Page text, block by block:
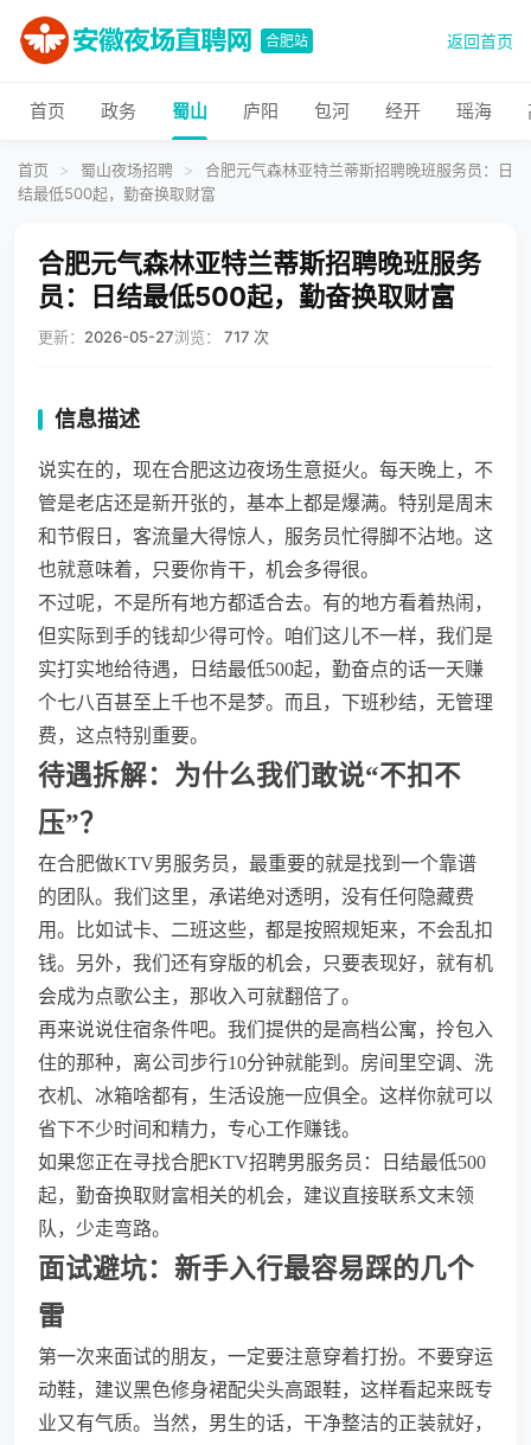
合肥站 返回首页
首页 政务 蜀山 庐阳 包河 经开 瑶海
首页 > 蜀山夜场招聘 >
合肥元气森林亚特兰蒂斯招聘晚班服务员：日
结最低500起，勤奋换取财富
合肥元气森林亚特兰蒂斯招聘晚班服务
员：日结最低500起，勤奋换取财富
更新： 2026-05-27浏览： 717 次
信息描述
说实在的，现在合肥这边夜场生意挺火。每天晚上，不
管是老店还是新开张的，基本上都是爆满。特别是周末
和节假日，客流量大得惊人，服务员忙得脚不沾地。这
也就意味着，只要你肯干，机会多得很。
不过呢，不是所有地方都适合去。有的地方看着热闹，
但实际到手的钱却少得可怜。咱们这儿不一样，我们是
实打实地给待遇，日结最低500起，勤奋点的话一天赚
个七八百甚至上千也不是梦。而且，下班秒结，无管理
费，这点特别重要。
待遇拆解：为什么我们敢说“不扣不
压”？
在合肥做KTV男服务员，最重要的就是找到一个靠谱
的团队。我们这里，承诺绝对透明，没有任何隐藏费
用。比如试卡、二班这些，都是按照规矩来，不会乱扣
钱。另外，我们还有穿版的机会，只要表现好，就有机
会成为点歌公主，那收入可就翻倍了。
再来说说住宿条件吧。我们提供的是高档公寓，拎包入
住的那种，离公司步行10分钟就能到。房间里空调、洗
衣机、冰箱啥都有，生活设施一应俱全。这样你就可以
省下不少时间和精力，专心工作赚钱。
如果您正在寻找合肥KTV招聘男服务员：日结最低500
起，勤奋换取财富相关的机会，建议直接联系文末领
队，少走弯路。
面试避坑：新手入行最容易踩的几个
雷
第一次来面试的朋友，一定要注意穿着打扮。不要穿运
动鞋，建议黑色修身裙配尖头高跟鞋，这样看起来既专
业又有气质。当然，男生的话，干净整洁的正装就好，